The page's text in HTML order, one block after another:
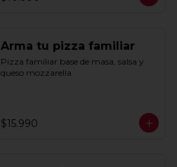
Arma tu pizza familiar
Pizza familiar base de masa, salsa y
queso mozzarella
$15.990